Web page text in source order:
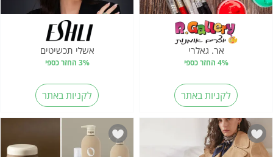
אר. גאלרי
4% החזר כספי
לקניות באתר
אשלי תכשיטים
3% החזר כספי
לקניות באתר